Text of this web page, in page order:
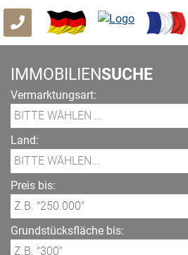
IMMOBILIENSUCHE
Vermarktungsart:
Land:
Preis bis:
Grundstücksfläche bis: